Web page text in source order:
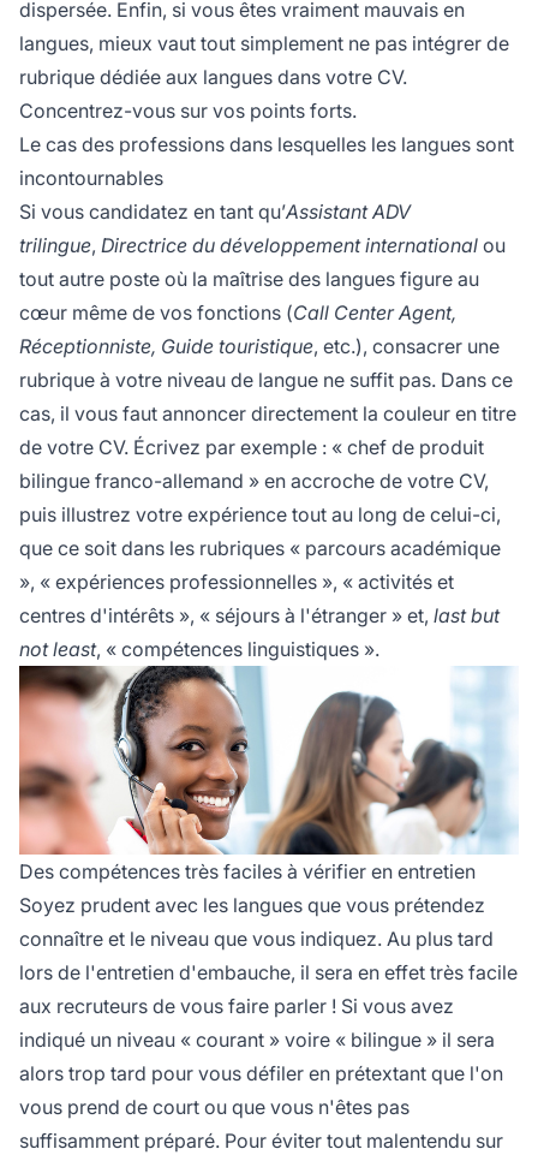
dispersée. Enfin, si vous êtes vraiment mauvais en
langues, mieux vaut tout simplement ne pas intégrer de
rubrique dédiée aux langues dans votre CV.
Concentrez-vous sur vos points forts.
Le cas des professions dans lesquelles les langues sont
incontournables
Si vous candidatez en tant qu’Assistant ADV
trilingue, Directrice du développement international ou
tout autre poste où la maîtrise des langues figure au
cœur même de vos fonctions (Call Center Agent,
Réceptionniste, Guide touristique, etc.), consacrer une
rubrique à votre niveau de langue ne suffit pas. Dans ce
cas, il vous faut annoncer directement la couleur en titre
de votre CV. Écrivez par exemple : « chef de produit
bilingue franco-allemand » en accroche de votre CV,
puis illustrez votre expérience tout au long de celui-ci,
que ce soit dans les rubriques « parcours académique
», « expériences professionnelles », « activités et
centres d'intérêts », « séjours à l'étranger » et, last but
not least, « compétences linguistiques ».
Des compétences très faciles à vérifier en entretien
Soyez prudent avec les langues que vous prétendez
connaître et le niveau que vous indiquez. Au plus tard
lors de l'entretien d'embauche, il sera en effet très facile
aux recruteurs de vous faire parler ! Si vous avez
indiqué un niveau « courant » voire « bilingue » il sera
alors trop tard pour vous défiler en prétextant que l'on
vous prend de court ou que vous n'êtes pas
suffisamment préparé. Pour éviter tout malentendu sur